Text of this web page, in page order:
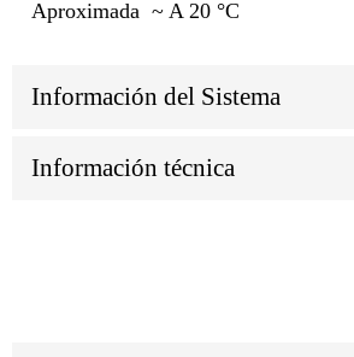
Aproximada ~ A 20 °C
Información del Sistema
Información técnica